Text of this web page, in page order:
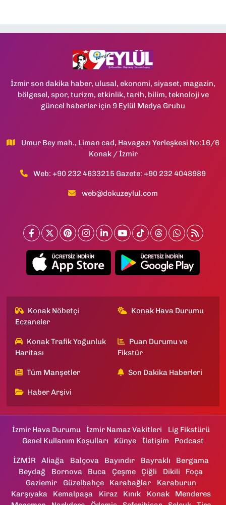
İzmir son dakika haber, ulusal, ekonomi, siyaset, magazin,
bölgesel, spor, turizm, etkinlik, tarih, bilim, teknoloji ve
güncel haberler için 9 Eylül Medya Grubu
Umur Bey mah., Liman cad, Havagazı Yerleşkesi No:16/6
Konak / İzmir
Web: +90 232 4633215 Gazete: +90 232 4048989
web@dokuzeylul.com
Konak Nöbetçi
Eczaneler
Konak Hava Durumu
Konak Trafik Yoğunluk
Haritası
Puan Durumu ve
Fikstür
Tüm Manşetler Son Dakika Haberleri
Haber Arşivi
İzmir Hava Durumu İzmir Namaz Vakitleri
Lig Fikstürü
Genel Kullanım Koşulları
Künye İletişim Podcast
İZMİR Aliağa Balçova Bayındır Bayraklı
Bergama
Beydağ
Bornova Buca Çeşme Çiğli Dikili
Foça
Gaziemir
Güzelbahçe Karabağlar
Karaburun
Karşıyaka
Kemalpaşa Kiraz Kınık Konak
Menderes